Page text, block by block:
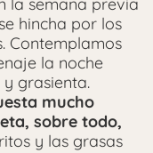
la semana previa
hincha por los
Contemplamos
la noche
grasienta.
mucho
sobre todo,
y las grasas